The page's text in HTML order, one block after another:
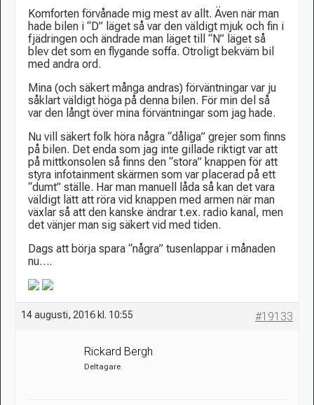
Komforten förvånade mig mest av allt. Även när man
hade bilen i “D” läget så var den väldigt mjuk och fin i
fjädringen och ändrade man läget till “N” läget så
blev det som en flygande soffa. Otroligt bekväm bil
med andra ord.
Mina (och säkert många andras) förväntningar var ju
såklart väldigt höga på denna bilen. För min del så
var den långt över mina förväntningar som jag hade.
Nu vill säkert folk höra några “dåliga” grejer som finns
på bilen. Det enda som jag inte gillade riktigt var att
på mittkonsolen så finns den “stora” knappen för att
styra infotainment skärmen som var placerad på ett
“dumt” ställe. Har man manuell låda så kan det vara
väldigt lätt att röra vid knappen med armen när man
växlar så att den kanske ändrar t.ex. radio kanal, men
det vänjer man sig säkert vid med tiden.
Dags att börja spara “några” tusenlappar i månaden
nu….
14 augusti, 2016 kl. 10:55 #19133
Rickard Bergh
Deltagare